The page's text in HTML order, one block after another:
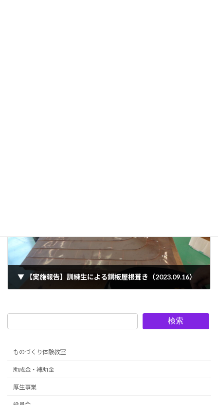
▼ 【実施報告】訓練生による銅板屋根葺き（2023.09.16）
検索
ものづくり体験教室
助成金・補助金
厚生事業